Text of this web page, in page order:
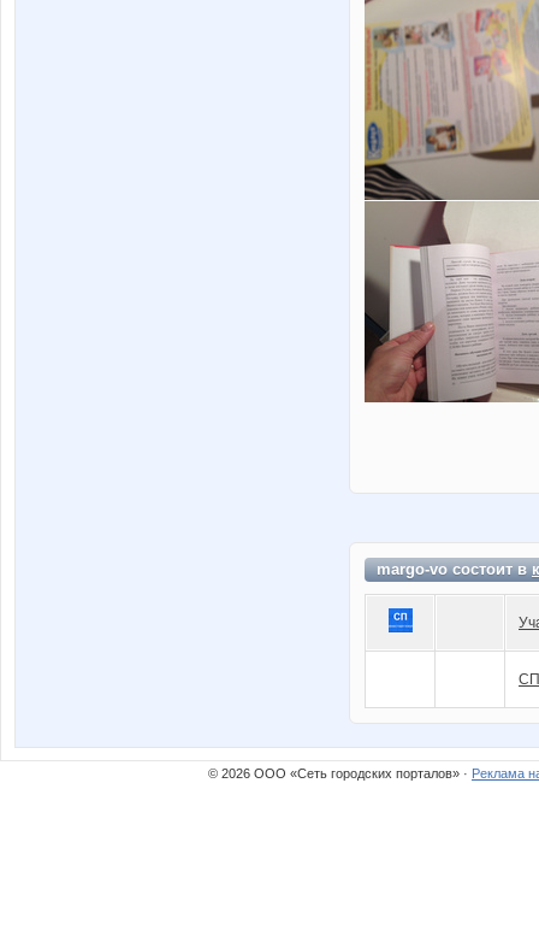
margo-vo состоит в
© 2026 ООО «Сеть городских порталов» · Реклама